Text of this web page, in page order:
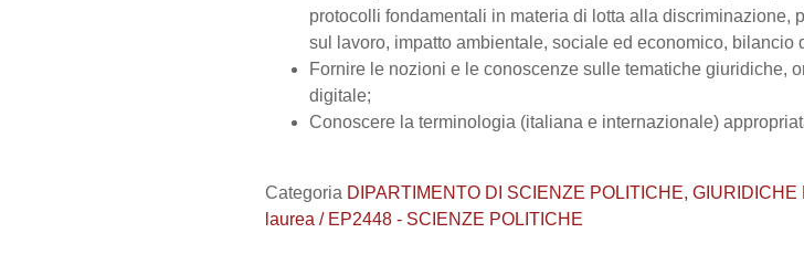
protocolli fondamentali in materia di lotta alla
sul lavoro, impatto ambientale, sociale ed economico, bilancio
Fornire le nozioni e le conoscenze sulle tematiche giuridiche,
digitale;
Conoscere la terminologia (italiana e internazionale)
Categoria DIPARTIMENTO DI SCIENZE POLITICHE,
laurea / EP2448 - SCIENZE POLITICHE